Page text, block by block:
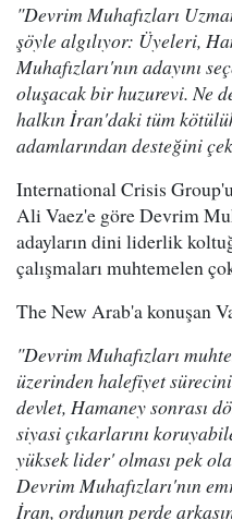
"Devrim Muhafızları
şöyle algılıyor: Üyeleri,
Muhafızları'nın adayını
oluşacak bir huzurevi. Ne
halkın İran'daki tüm
adamlarından desteğini
International Crisis
Ali Vaez'e göre Devrim
adayların dini liderlik
çalışmaları muhtemelen
The New Arab'a konuşan
"Devrim Muhafızları
üzerinden halefiyet
devlet, Hamaney sonrası
siyasi çıkarlarını
yüksek lider' olması pek
Devrim Muhafızları'nın
İran, ordunun perde